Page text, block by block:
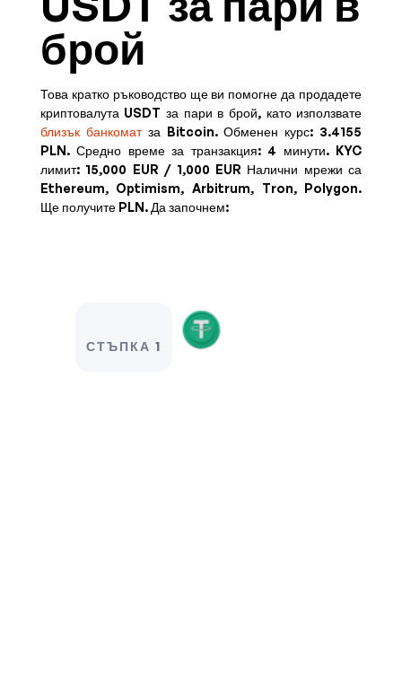
брой
Това кратко ръководство ще ви помогне да продадете
криптовалута USDT за пари в брой, като използвате
близък банкоматза Bitcoin. Обменен курс: 3.4155
PLN. Средно време за транзакция: 4 минути. KYC
лимит: 15,000 EUR / 1,000 EUR Налични мрежи са
Ethereum, Optimism, Arbitrum, Tron, Polygon.
Ще получите PLN. Да започнем:
СТЪПКА 1